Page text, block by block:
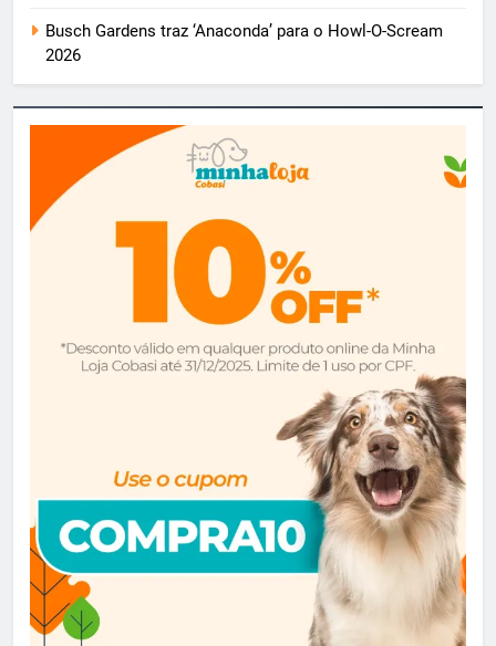
Busch Gardens traz ‘Anaconda’ para o Howl-O-Scream
2026